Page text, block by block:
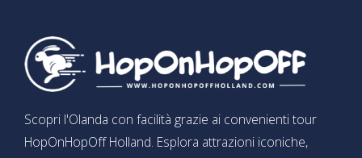
Scopri l'Olanda con facilità grazie ai convenienti tour
HopOnHopOff Holland. Esplora attrazioni iconiche,